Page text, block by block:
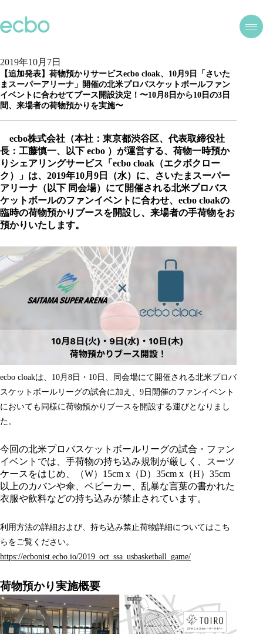
2019年10月7日
【追加発表】荷物預かりサービスecbo cloak、10月9日「さいた
まスーパーアリーナ」開催の北米プロバスケットボールファン
イベントに合わせてブース開設決定！〜10月8日から10日の3日
間、来場者の荷物預かりを実施〜
ecbo株式会社（本社：東京都渋谷区、代表取締役社
長：工藤慎一、以下 ecbo ）が運営する、荷物一時預か
りシェアリングサービス「ecbo cloak（エクボクロー
ク）」は、2019年10月9日（水）に、さいたまスーパー
アリーナ（以下 同会場）にて開催される北米プロバス
ケットボールのファンイベントに合わせ、ecbo cloakの
臨時の荷物預かりブースを開設し、来場者の手荷物をお
預かりいたします。
ecbo cloakは、10月8日・10日、同会場にて開催される北米プロバ
スケットボールリーグの試合に加え、9日開催のファンイベント
においても同様に荷物預かりブースを開設する運びとなりまし
た。
今回の北米プロバスケットボールリーグの試合・ファン
イベントでは、手荷物の持ち込み規制が厳しく、スーツ
ケースをはじめ、（W）15cm x（D）35cm x（H）35cm
以上のカバンや傘、ベビーカー、乱暴な言葉の書かれた
衣服や飲料などの持ち込みが禁止されています。
利用方法の詳細および、持ち込み禁止荷物詳細についてはこち
らをご覧ください。
https://ecbonist.ecbo.io/2019_oct_ssa_usbasketball_game/
荷物預かり実施概要